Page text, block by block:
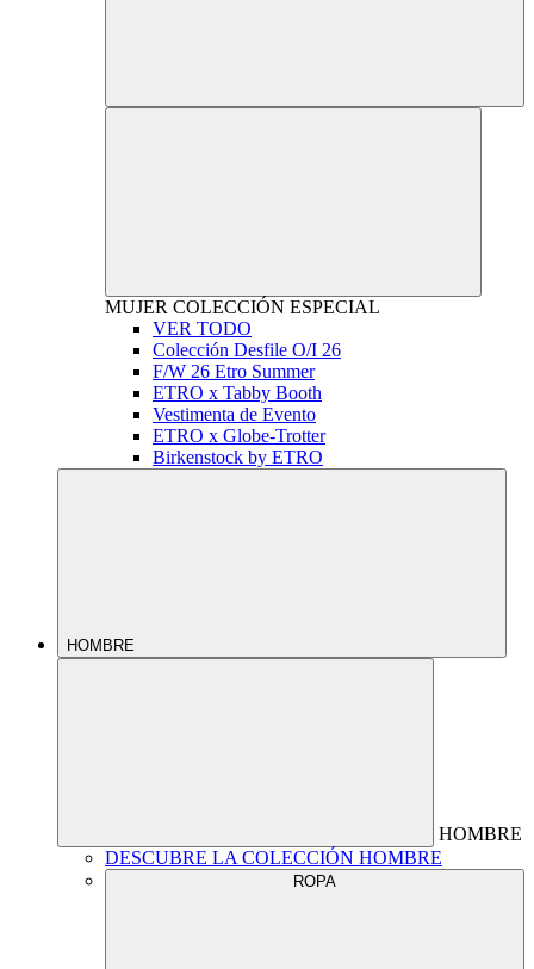
MUJER COLECCIÓN ESPECIAL
VER TODO
Colección Desfile O/I 26
F/W 26 Etro Summer
ETRO x Tabby Booth
Vestimenta de Evento
ETRO x Globe-Trotter
Birkenstock by ETRO
HOMBRE
HOMBRE
DESCUBRE LA COLECCIÓN HOMBRE
ROPA